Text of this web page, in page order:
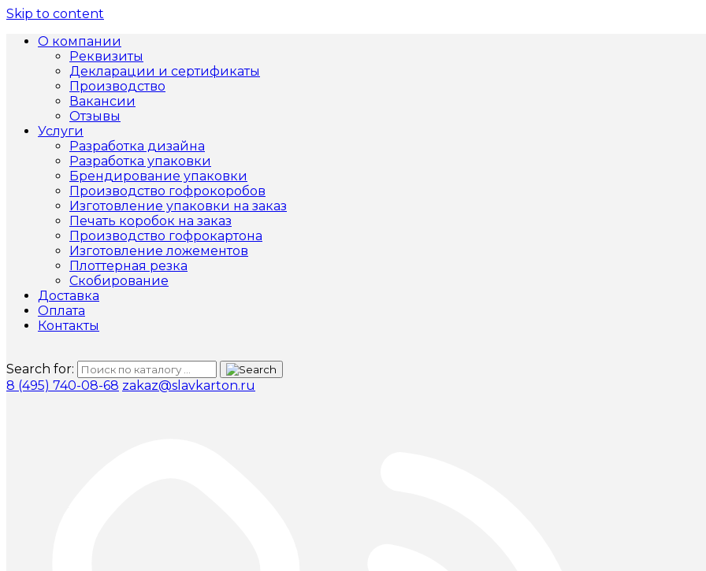
Skip to content
О компании
Реквизиты
Декларации и сертификаты
Производство
Вакансии
Отзывы
Услуги
Разработка дизайна
Разработка упаковки
Брендирование упаковки
Производство гофрокоробов
Изготовление упаковки на заказ
Печать коробок на заказ
Производство гофрокартона
Изготовление ложементов
Плоттерная резка
Скобирование
Доставка
Оплата
Контакты
Search for:
8 (495) 740-08-68 zakaz@slavkarton.ru